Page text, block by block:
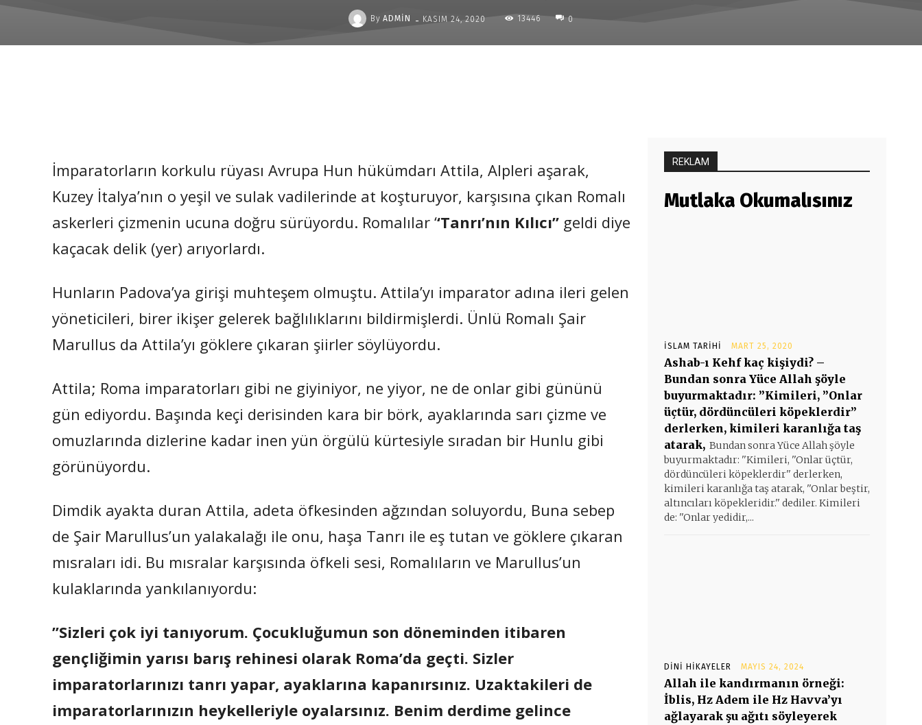
By ADMIN - KASIM 24, 2020 13446 0
İmparatorların korkulu rüyası Avrupa Hun hükümdarı Attila, Alpleri aşarak,
Kuzey İtalya’nın o yeşil ve sulak vadilerinde at koşturuyor, karşısına çıkan Romalı
askerleri çizmenin ucuna doğru sürüyordu. Romalılar ‘‘Tanrı’nın Kılıcı” geldi diye
kaçacak delik (yer) arıyorlardı.
Hunların Padova’ya girişi muhteşem olmuştu. Attila’yı imparator adına ileri gelen
yöneticileri, birer ikişer gelerek bağlılıklarını bildirmişlerdi. Ünlü Romalı Şair
Marullus da Attila’yı göklere çıkaran şiirler söylüyordu.
Attila; Roma imparatorları gibi ne giyiniyor, ne yiyor, ne de onlar gibi gününü
gün ediyordu. Başında keçi derisinden kara bir börk, ayaklarında sarı çizme ve
omuzlarında dizlerine kadar inen yün örgülü kürtesiyle sıradan bir Hunlu gibi
görünüyordu.
Dimdik ayakta duran Attila, adeta öfkesinden ağzından soluyordu, Buna sebep
de Şair Marullus’un yalakalağı ile onu, haşa Tanrı ile eş tutan ve göklere çıkaran
mısraları idi. Bu mısralar karşısında öfkeli sesi, Romalıların ve Marullus’un
kulaklarında yankılanıyordu:
”Sizleri çok iyi tanıyorum. Çocukluğumun son döneminden itibaren
gençliğimin yarısı barış rehinesi olarak Roma’da geçti. Sizler
imparatorlarınızı tanrı yapar, ayaklarına kapanırsınız. Uzaktakileri de
imparatorlarınızın heykelleriyle oyalarsınız. Benim derdime gelince
REKLAM
Mutlaka Okumalısınız
İSLAM TARIHI MART 25, 2020
Ashab-ı Kehf kaç kişiydi? –
Bundan sonra Yüce Allah şöyle
buyurmaktadır: ”Kimileri, ”Onlar
üçtür, dördüncüleri köpeklerdir”
derlerken, kimileri karanlığa taş
atarak, Bundan sonra Yüce Allah şöyle
buyurmaktadır: ''Kimileri, ''Onlar üçtür,
dördüncüleri köpeklerdir'' derlerken,
kimileri karanlığa taş atarak, ''Onlar beştir,
altıncıları köpekleridir.'' dediler. Kimileri
de: ''Onlar yedidir,...
DINI HIKAYELER MAYIS 24, 2024
Allah ile kandırmanın örneği:
İblis, Hz Adem ile Hz Havva’yı
ağlayarak şu ağıtı söyleyerek